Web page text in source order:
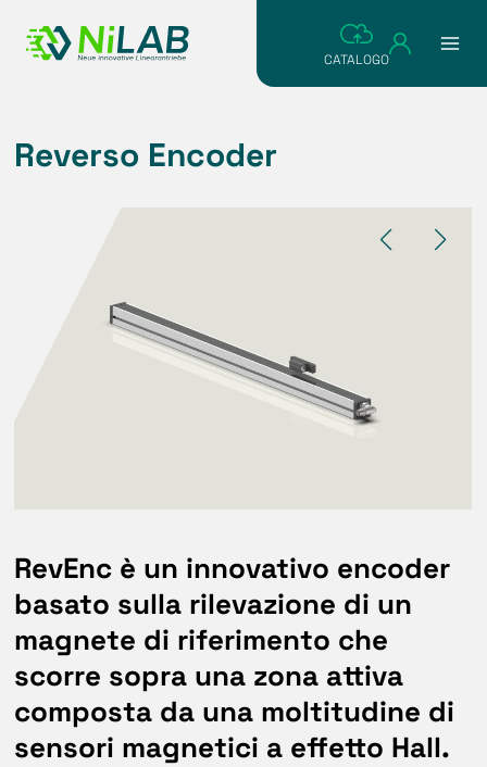
contenuto
CATALOGO
Reverso Encoder
RevEnc è un innovativo encoder
basato sulla rilevazione di un
magnete di riferimento che
scorre sopra una zona attiva
composta da una moltitudine di
sensori magnetici a effetto Hall.